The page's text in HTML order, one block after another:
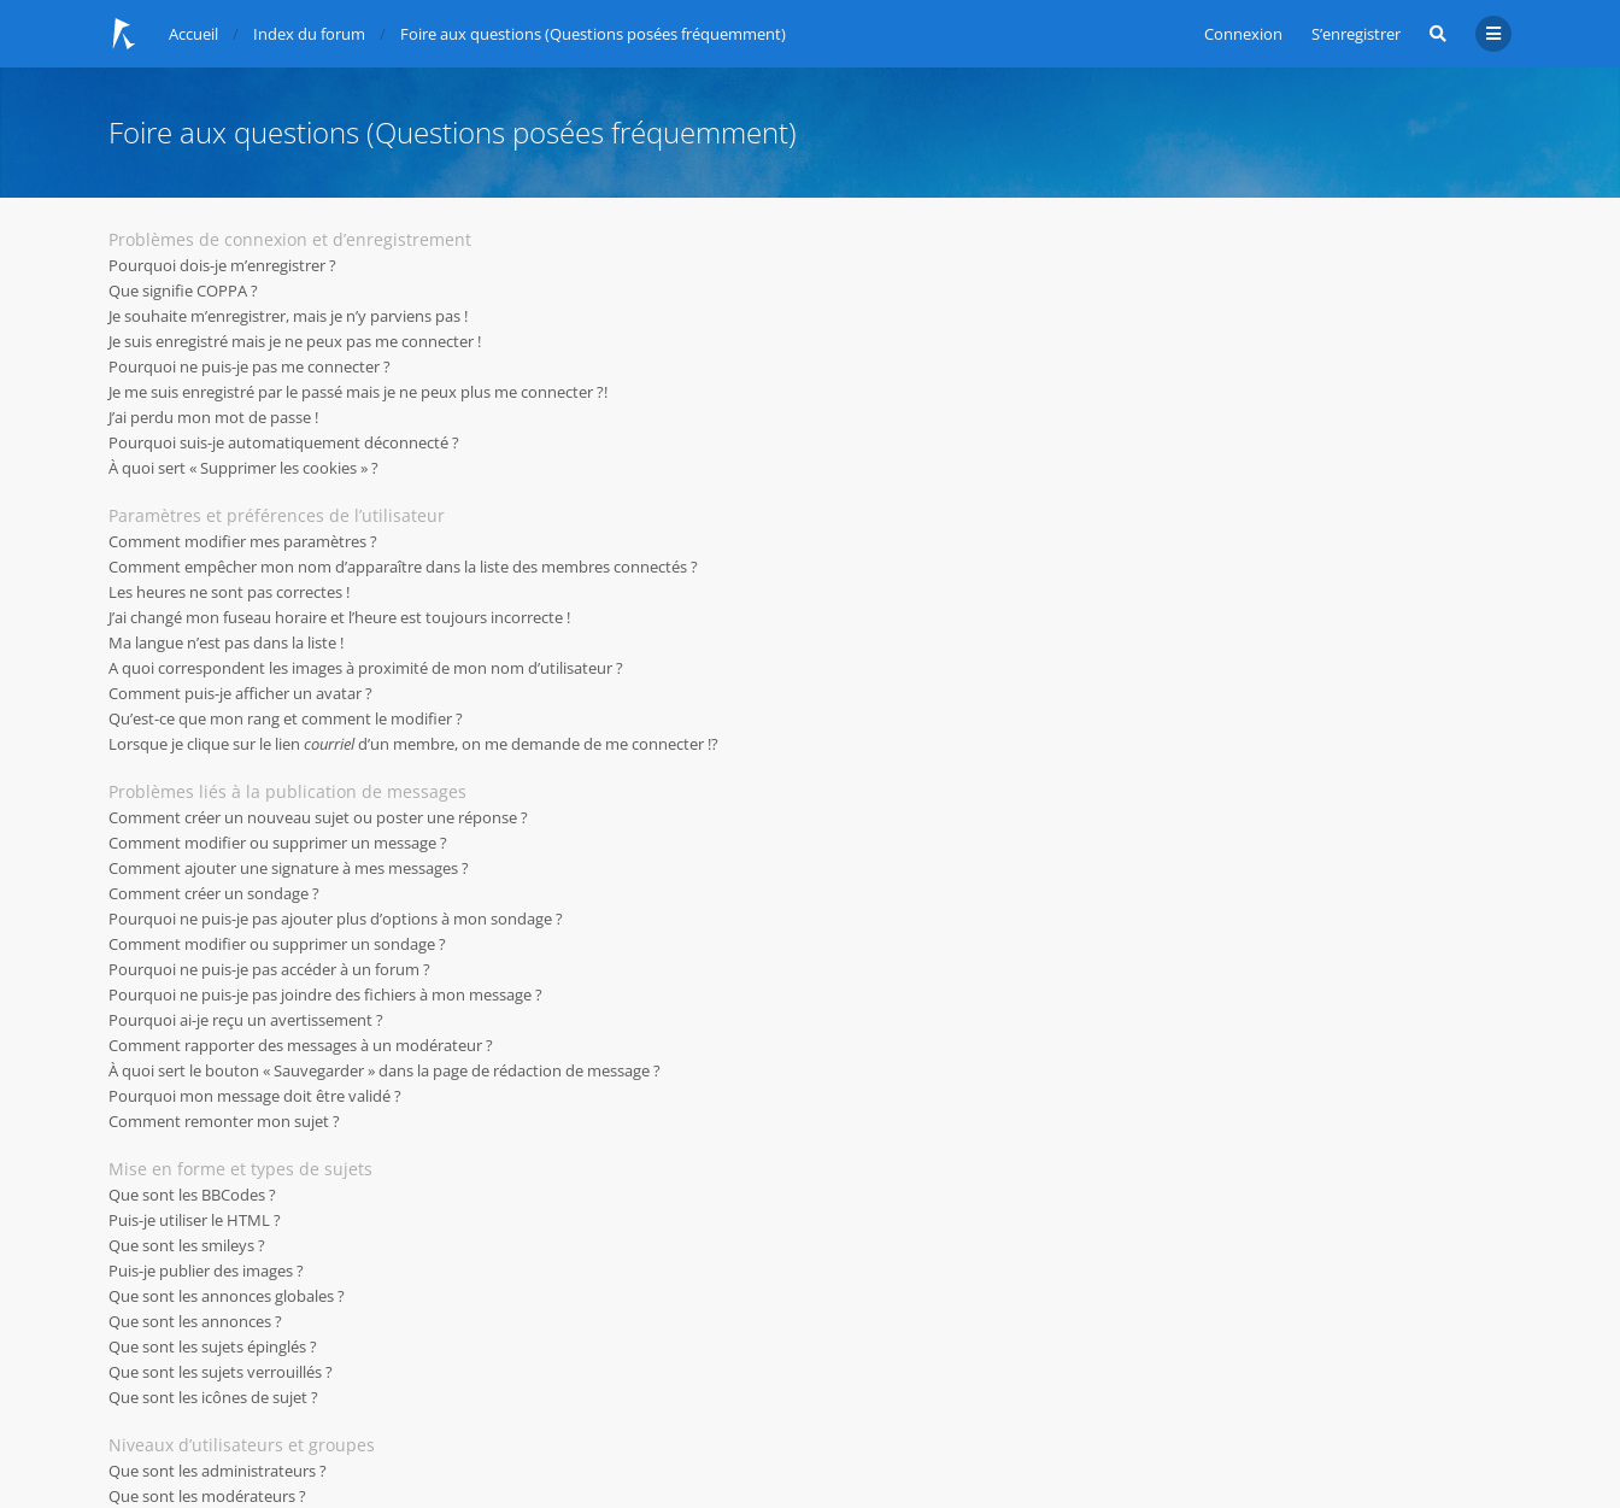
Connexion S’enregistrer
Accueil Index du forum Foire aux questions (Questions posées fréquemment)
Foire aux questions (Questions posées fréquemment)
Problèmes de connexion et d’enregistrement
Pourquoi dois-je m’enregistrer ?
Que signifie COPPA ?
Je souhaite m’enregistrer, mais je n’y parviens pas !
Je suis enregistré mais je ne peux pas me connecter !
Pourquoi ne puis-je pas me connecter ?
Je me suis enregistré par le passé mais je ne peux plus me connecter ?!
J’ai perdu mon mot de passe !
Pourquoi suis-je automatiquement déconnecté ?
À quoi sert « Supprimer les cookies » ?
Paramètres et préférences de l’utilisateur
Comment modifier mes paramètres ?
Comment empêcher mon nom d’apparaître dans la liste des membres connectés ?
Les heures ne sont pas correctes !
J’ai changé mon fuseau horaire et l’heure est toujours incorrecte !
Ma langue n’est pas dans la liste !
A quoi correspondent les images à proximité de mon nom d’utilisateur ?
Comment puis-je afficher un avatar ?
Qu’est-ce que mon rang et comment le modifier ?
Lorsque je clique sur le lien courrield’un membre, on me demande de me connecter !?
Problèmes liés à la publication de messages
Comment créer un nouveau sujet ou poster une réponse ?
Comment modifier ou supprimer un message ?
Comment ajouter une signature à mes messages ?
Comment créer un sondage ?
Pourquoi ne puis-je pas ajouter plus d’options à mon sondage ?
Comment modifier ou supprimer un sondage ?
Pourquoi ne puis-je pas accéder à un forum ?
Pourquoi ne puis-je pas joindre des fichiers à mon message ?
Pourquoi ai-je reçu un avertissement ?
Comment rapporter des messages à un modérateur ?
À quoi sert le bouton « Sauvegarder » dans la page de rédaction de message ?
Pourquoi mon message doit être validé ?
Comment remonter mon sujet ?
Mise en forme et types de sujets
Que sont les BBCodes ?
Puis-je utiliser le HTML ?
Que sont les smileys ?
Puis-je publier des images ?
Que sont les annonces globales ?
Que sont les annonces ?
Que sont les sujets épinglés ?
Que sont les sujets verrouillés ?
Que sont les icônes de sujet ?
Niveaux d’utilisateurs et groupes
Que sont les administrateurs ?
Que sont les modérateurs ?